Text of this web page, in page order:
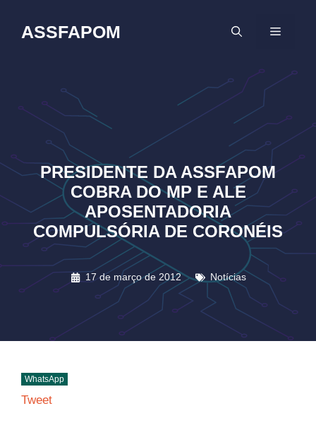
ASSFAPOM MENU
PRESIDENTE DA ASSFAPOM
COBRA DO MP E ALE
APOSENTADORIA
COMPULSÓRIA DE CORONÉIS
17 de março de 2012 Notícias
WhatsApp
Tweet